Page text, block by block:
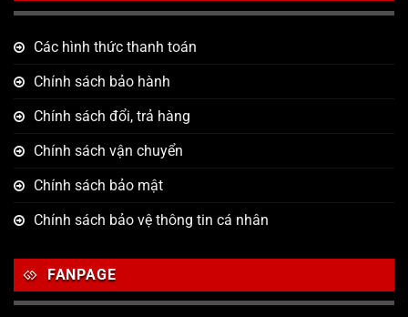
Các hình thức thanh toán
Chính sách bảo hành
Chính sách đổi, trả hàng
Chính sách vận chuyển
Chính sách bảo mật
Chính sách bảo vệ thông tin cá nhân
FANPAGE